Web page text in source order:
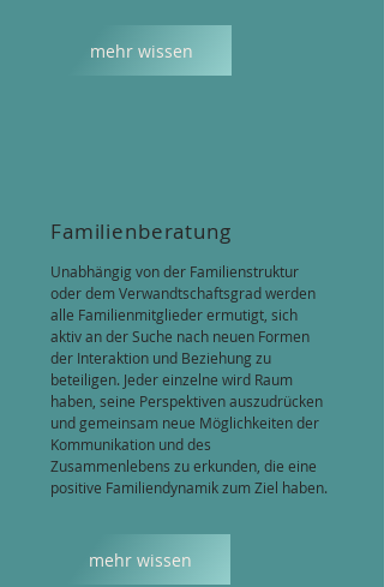
mehr wissen
Familienberatung
Unabhängig von der Familienstruktur
oder dem Verwandtschaftsgrad werden
alle Familienmitglieder ermutigt, sich
aktiv an der Suche nach neuen Formen
der Interaktion und Beziehung zu
beteiligen. Jeder einzelne wird Raum
haben, seine Perspektiven auszudrücken
und gemeinsam neue Möglichkeiten der
Kommunikation und des
Zusammenlebens zu erkunden, die eine
positive Familiendynamik zum Ziel haben.
mehr wissen